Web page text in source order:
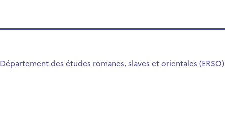
Département des études romanes, slaves et orientales (ERSO)